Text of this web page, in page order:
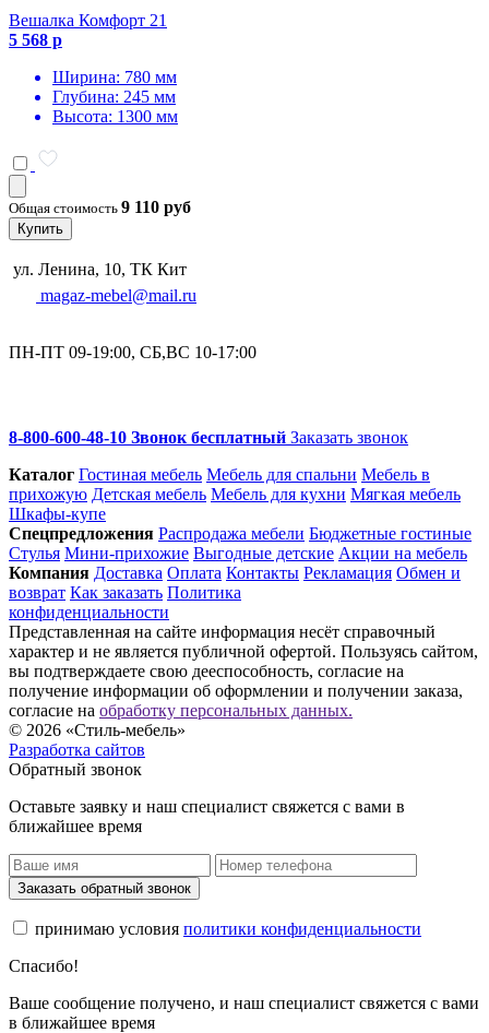
Вешалка Комфорт 21
5 568 р
Ширина: 780 мм
Глубина: 245 мм
Высота: 1300 мм
Общая стоимость 9 110 руб
Купить
ул. Ленина, 10, ТК Кит
magaz-mebel@mail.ru
ПН-ПТ 09-19:00, СБ,ВС 10-17:00
8-800-600-48-10 Звонок бесплатный Заказать звонок
Каталог Гостиная мебель Мебель для спальни Мебель в
прихожую Детская мебель Мебель для кухни Мягкая мебель
Шкафы-купе
Спец­предложения Распродажа мебели Бюджетные гостиные
Стулья Мини-прихожие Выгодные детские Акции на мебель
Компания Доставка Оплата Контакты Рекламация Обмен и
возврат Как заказать Политика
конфиденциальности
Представленная на сайте информация несёт справочный
характер и не является публичной офертой. Пользуясь сайтом,
вы подтверждаете свою дееспособность, согласие на
получение информации об оформлении и получении заказа,
согласие на обработку персональных данных.
© 2026 «Стиль-мебель»
Разработка сайтов
Обратный звонок
Оставьте заявку и наш специалист свяжется с вами в
ближайшее время
Заказать обратный звонок
принимаю условия политики конфиденциальности
Спасибо!
Ваше сообщение получено, и наш специалист свяжется с вами
в ближайшее время